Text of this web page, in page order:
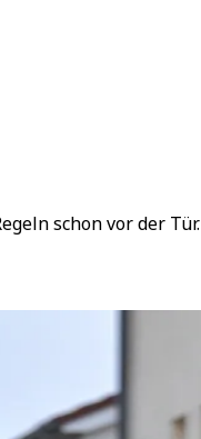
schon vor der Tür.